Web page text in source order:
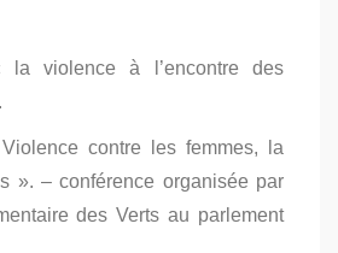
la violence à l’encontre des
contre les femmes, la
». – conférence organisée par
des Verts au parlement